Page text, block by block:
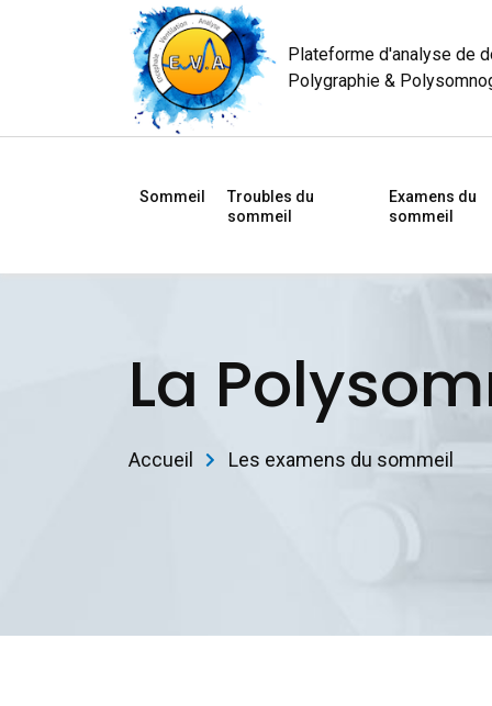
Plateforme d'analyse de
Polygraphie &
Sommeil
Troubles du
sommeil
Examens du
sommeil
La
Accueil Les examens du sommeil